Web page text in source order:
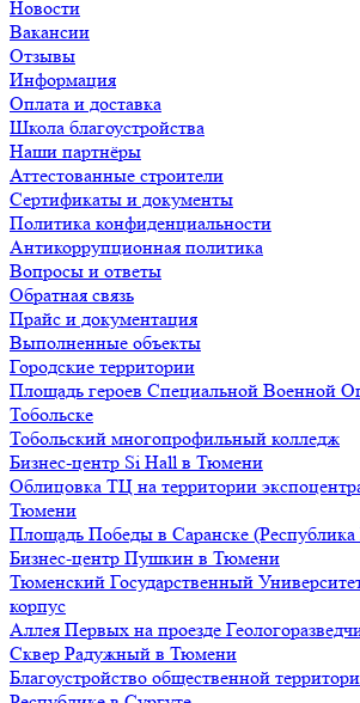
Новости
Вакансии
Отзывы
Информация
Оплата и доставка
Школа благоустройства
Наши партнёры
Аттестованные строители
Сертификаты и документы
Политика конфиденциальности
Антикоррупционная политика
Вопросы и ответы
Обратная связь
Прайс и документация
Выполненные объекты
Городские территории
Площадь героев Специальной Военной
Тобольске
Тобольский многопрофильный колледж
Бизнес-центр Si Hall в Тюмени
Облицовка ТЦ на территории
Тюмени
Площадь Победы в Саранске
Бизнес-центр Пушкин в Тюмени
Тюменский Государственный
корпус
Аллея Первых на проезде
Сквер Радужный в Тюмени
Благоустройство общественной